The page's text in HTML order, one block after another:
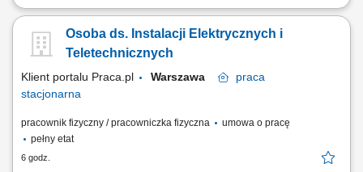
Twój zakres obowiązków: Montaż ścian, sufitów oraz innych zabudów z
suchej zabudowy; Szpachlowanie połączeń oraz przygotowanie
powierzchni do dalszych prac wykończeniowych; Prace przy realizacji
Osoba ds. Instalacji Elektrycznych i
Teletechnicznych
Klient portalu Praca.pl Warszawa
praca
stacjonarna
pracownik fizyczny / pracowniczka fizyczna
umowa o pracę
pełny etat
6 godz.